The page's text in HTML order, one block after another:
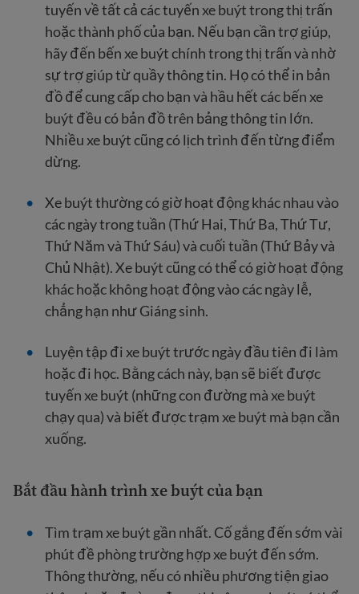
tuyến về tất cả các tuyến xe buýt trong thị trấn
hoặc thành phố của bạn. Nếu bạn cần trợ giúp,
hãy đến bến xe buýt chính trong thị trấn và nhờ
sự trợ giúp từ quầy thông tin. Họ có thể in bản
đồ để cung cấp cho bạn và hầu hết các bến xe
buýt đều có bản đồ trên bảng thông tin lớn.
Nhiều xe buýt cũng có lịch trình đến từng điểm
dừng.
Xe buýt thường có giờ hoạt động khác nhau vào
các ngày trong tuần (Thứ Hai, Thứ Ba, Thứ Tư,
Thứ Năm và Thứ Sáu) và cuối tuần (Thứ Bảy và
Chủ Nhật). Xe buýt cũng có thể có giờ hoạt động
khác hoặc không hoạt động vào các ngày lễ,
chẳng hạn như Giáng sinh.
Luyện tập đi xe buýt trước ngày đầu tiên đi làm
hoặc đi học. Bằng cách này, bạn sẽ biết được
tuyến xe buýt (những con đường mà xe buýt
chạy qua) và biết được trạm xe buýt mà bạn cần
xuống.
Bắt đầu hành trình xe buýt của bạn
Tìm trạm xe buýt gần nhất. Cố gắng đến sớm vài
phút đề phòng trường hợp xe buýt đến sớm.
Thông thường, nếu có nhiều phương tiện giao